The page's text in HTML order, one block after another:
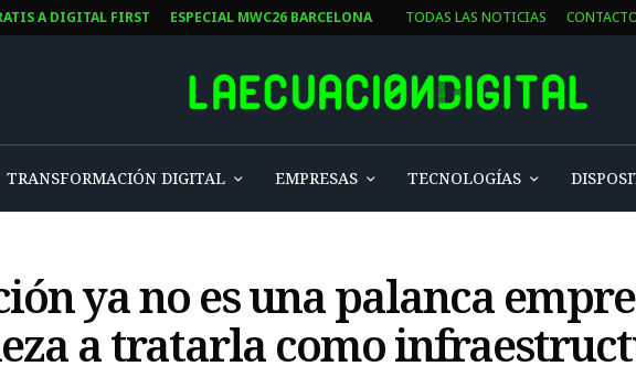
A DIGITAL FIRST ESPECIAL MWC26 BARCELONA TODAS LAS NOTICIAS
TRANSFORMACIÓN DIGITAL EMPRESAS TECNOLOGÍAS
ya no es una palanca
a tratarla como